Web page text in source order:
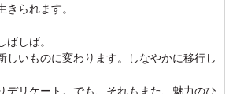
きられます。
ばしば。
しいものに変わります。しなやかに移行し
デリケート。でも、それもまた、魅力のひ